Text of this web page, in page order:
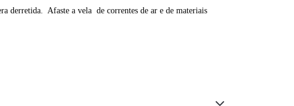
derretida. Afaste a vela de correntes de ar e de materiais